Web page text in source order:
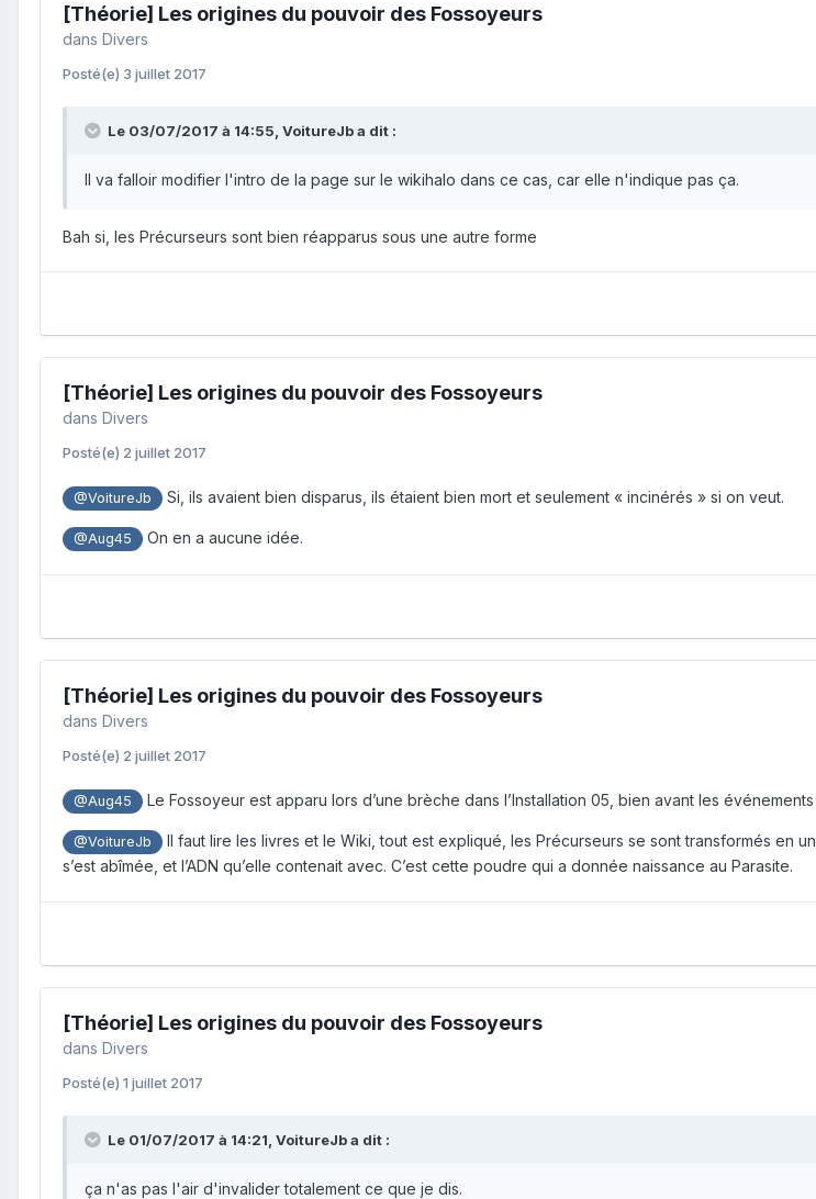
[Théorie] Les origines du pouvoir des Fossoyeurs
dans Divers
Posté(e) 3 juillet 2017
Le 03/07/2017 à 14:55, VoitureJba dit :
Il va falloir modifier l'intro de la page sur le wikihalo dans ce cas, car elle n'indique pas ça.
Bah si, les Précurseurs sont bien réapparus sous une autre forme
[Théorie] Les origines du pouvoir des Fossoyeurs
dans Divers
Posté(e) 2 juillet 2017
@VoitureJb Si, ils avaient bien disparus, ils étaient bien mort et seulement « incinérés » si on veut.
@Aug45 On en a aucune idée.
[Théorie] Les origines du pouvoir des Fossoyeurs
dans Divers
Posté(e) 2 juillet 2017
@Aug45 Le Fossoyeur est apparu lors d’une brèche dans l’Installation 05, bien avant les
@VoitureJb
Il faut lire les livres et le Wiki, tout est expliqué, les Précurseurs se sont transformés en
s’est abîmée, et l’ADN qu’elle contenait avec. C’est cette poudre qui a donnée naissance au Parasite.
[Théorie] Les origines du pouvoir des Fossoyeurs
dans Divers
Posté(e) 1 juillet 2017
Le 01/07/2017 à 14:21, VoitureJba dit :
ça n'as pas l'air d'invalider totalement ce que je dis.